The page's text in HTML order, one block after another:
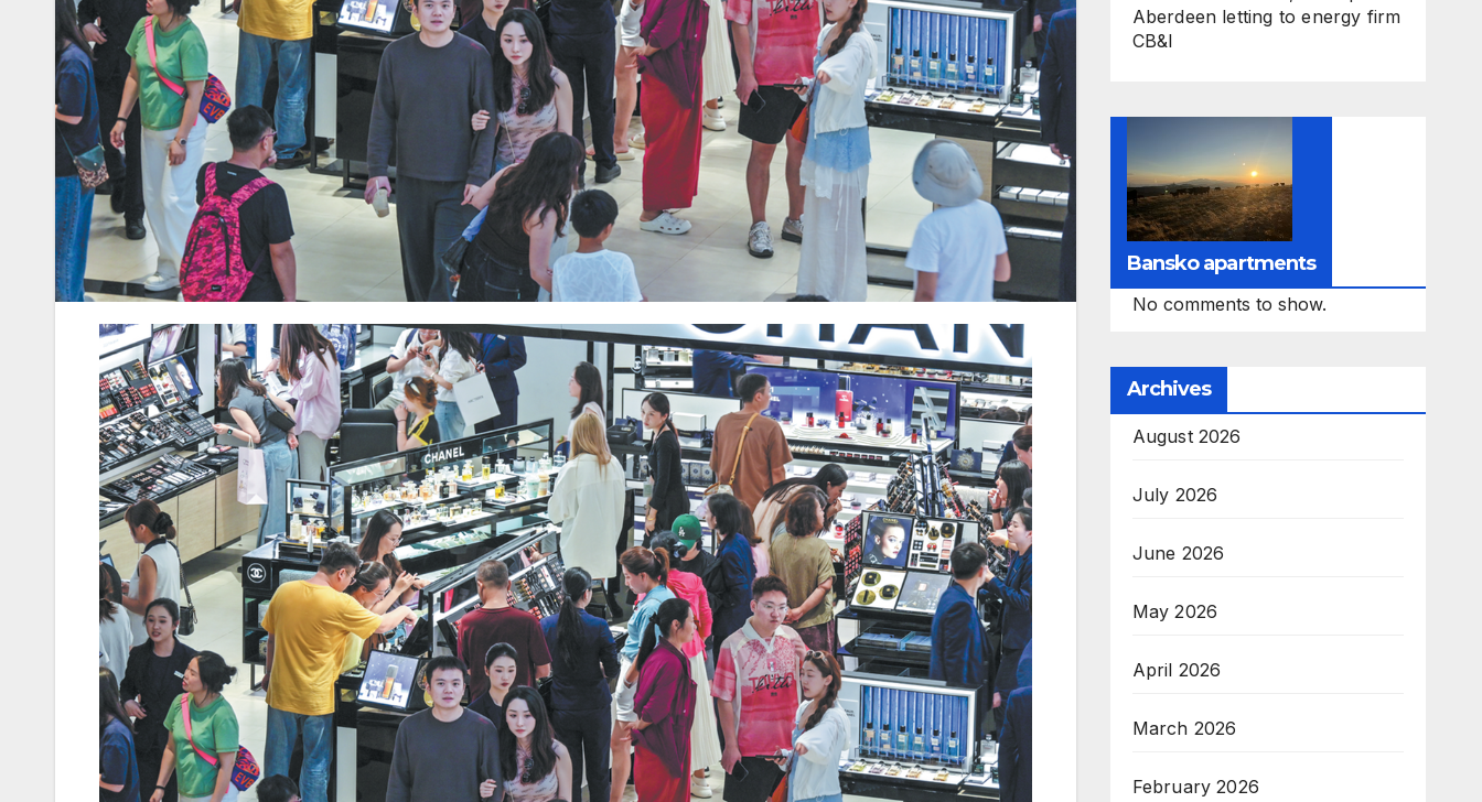
Aberdeen letting to energy firm
CB&I
Bansko apartments
No comments to show.
Archives
August 2026
July 2026
June 2026
May 2026
April 2026
March 2026
February 2026